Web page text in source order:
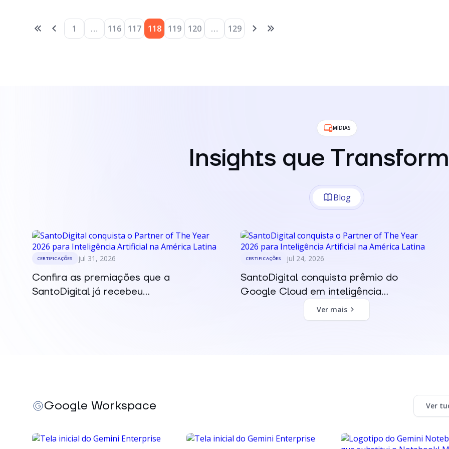
1 … 116 117 118 119 120 … 129
MÍDIAS
Insights que
Blog
CERTIFICAÇÕES jul 31, 2026
Confira as premiações que a
SantoDigital já recebeu...
CERTIFICAÇÕES jul 24, 2026
SantoDigital conquista prêmio do
Google Cloud em inteligência...
Ver mais
Google Workspace Ver